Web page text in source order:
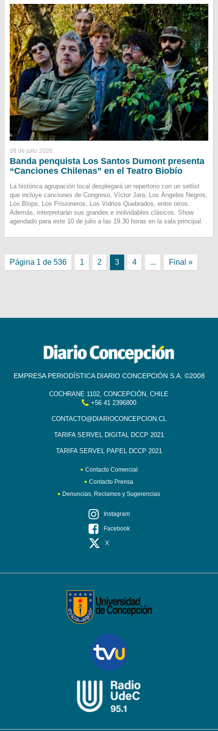
08 de julio 2026
Banda penquista Los Santos Dumont presenta
“Canciones Chilenas” en el Teatro Biobío
La histórica agrupación local desplegará un repertorio con un setlist
que incluye canciones de Congreso, Víctor Jara, Los Ángeles Negros,
Los Blops, Los Prisioneros, Los Vidrios Quebrados, entre otros.
Además, interpretarán sus grandes e inolvidables clásicos. Show
agendado para este 10 de julio a las 19.30 horas en la sala principal.
Página 1 de 536 1 2 3 4 ... Final »
EMPRESA PERIODÍSTICA DIARIO CONCEPCIÓN S.A. ©2008
COCHRANE 1102, CONCEPCIÓN, CHILE
+56 41 2396800
CONTACTO@DIARIOCONCEPCION.CL
TARIFA SERVEL DIGITAL DCCP 2021
TARIFA SERVEL PAPEL DCCP 2021
Contacto Comercial
Contacto Prensa
Denuncias, Reclamos y Sugerencias
Instagram
Facebook
X